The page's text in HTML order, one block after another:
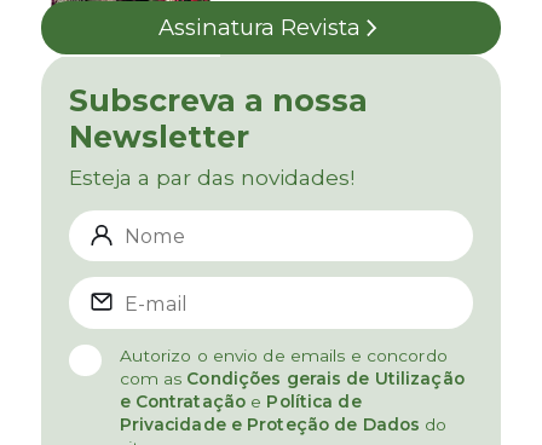
Assinatura Revista
Subscreva a nossa
Newsletter
Esteja a par das novidades!
Autorizo o envio de emails e concordo
com as Condições gerais de Utilização
e Contratação e Política de
Privacidade e Proteção de Dados do